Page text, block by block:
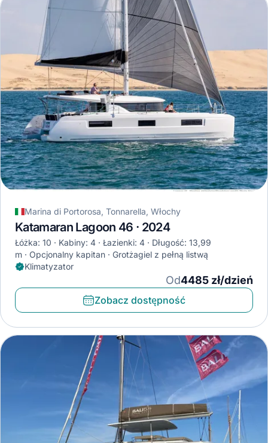
Marina di Portorosa, Tonnarella, Włochy
Katamaran Lagoon 46 · 2024
Łóżka: 10 Kabiny: 4 Łazienki: 4
Długość: 13,99
m
Opcjonalny kapitan
Grotżagiel z pełną listwą
Klimatyzator
Od4485 zł/dzień
Zobacz dostępność